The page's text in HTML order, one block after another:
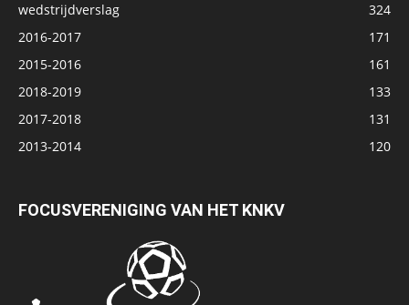
wedstrijdverslag
324
2016-2017
171
2015-2016
161
2018-2019
133
2017-2018
131
2013-2014
120
FOCUSVERENIGING VAN HET KNKV